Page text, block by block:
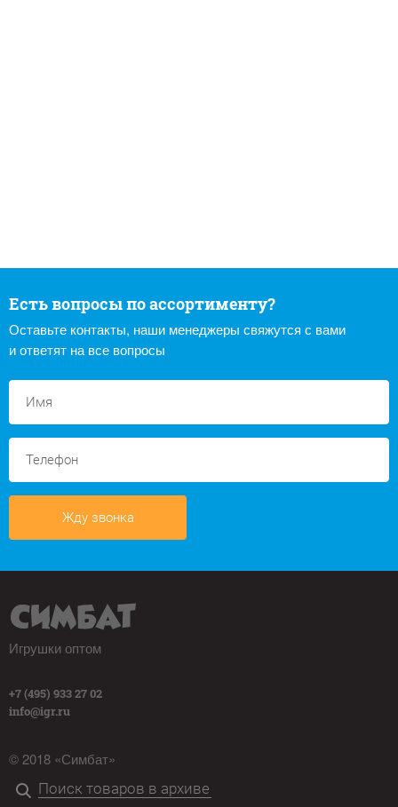
Есть вопросы по ассортименту?
Оставьте контакты, наши менеджеры свяжутся с вами
и ответят на все вопросы
Жду звонка
Игрушки оптом
+7 (495) 933 27 02
info@igr.ru
© 2018 «Симбат»